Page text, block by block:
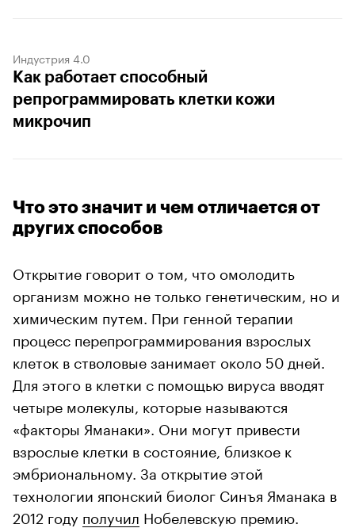
Индустрия 4.0
Как работает способный
репрограммировать клетки кожи
микрочип
Что это значит и чем отличается от
других способов
Открытие говорит о том, что омолодить
организм можно не только генетическим, но и
химическим путем. При генной терапии
процесс перепрограммирования взрослых
клеток в стволовые занимает около 50 дней.
Для этого в клетки с помощью вируса вводят
четыре молекулы, которые называются
«факторы Яманаки». Они могут привести
взрослые клетки в состояние, близкое к
эмбриональному. За открытие этой
технологии японский биолог Синъя Яманака в
2012 году получил Нобелевскую премию.